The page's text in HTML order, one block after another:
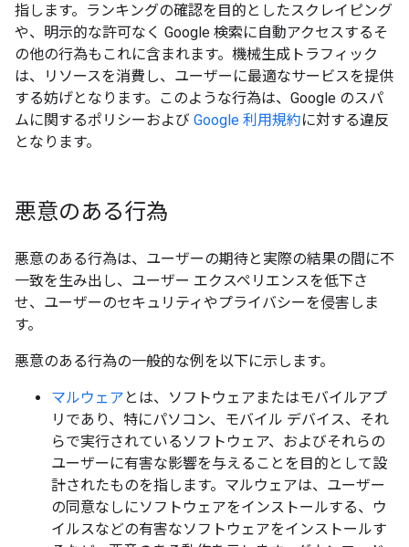
指します。ランキングの確認を目的としたスクレイピング
や、明示的な許可なく Google 検索に自動アクセスするそ
の他の行為もこれに含まれます。機械生成トラフィック
は、リソースを消費し、ユーザーに最適なサービスを提供
する妨げとなります。このような行為は、Google のスパ
ムに関するポリシーおよび Google 利用規約に対する違反
となります。
悪意のある行為
悪意のある行為は、ユーザーの期待と実際の結果の間に不
一致を生み出し、ユーザー エクスペリエンスを低下さ
せ、ユーザーのセキュリティやプライバシーを侵害しま
す。
悪意のある行為の一般的な例を以下に示します。
マルウェア とは、ソフトウェアまたはモバイルアプ
リであり、特にパソコン、モバイル デバイス、それ
らで実行されているソフトウェア、およびそれらの
ユーザーに有害な影響を与えることを目的として設
計されたものを指します。マルウェアは、ユーザー
の同意なしにソフトウェアをインストールする、ウ
イルスなどの有害なソフトウェアをインストールす